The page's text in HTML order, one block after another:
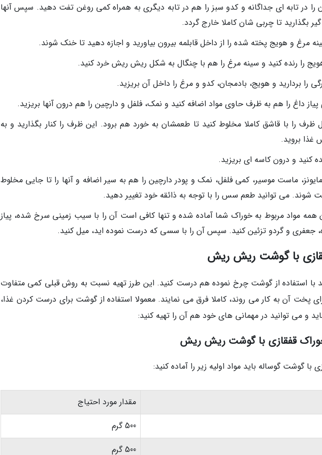
را در تابه ای جداگانه و کدو سبز را هم در تابه دیگری به همراه کمی روغن تفت دهید. سپس آنها
بگذارید تا چربی شان کاملا خارج گردد.
مرغ و هویج پخته شده را از داخل قابلمه بیرون بیاورید و اجازه دهید تا خنک شوند.
را رنده کنید و سینه مرغ را هم با چنگال به شکل ریش ریش خرد کنید.
را بردارید و هویج، بادمجان، کدو و مرغ را داخل آن بریزید.
داغ را هم به ظرف حاوی مواد اضافه کنید و نمک، فلفل و دارچین را هم درون آنها بریزید.
ظرف را با قاشق کاملا مخلوط کنید تا طعمشان به خورد هم برود. این ظرف را کنار بگذارید و به
غذا بروید.
کنید و درون کاسه ای بریزید.
ماست موسیر، کمی فلفل، نمک و پودر دارچین را هم به سیر اضافه و آنها را تا جایی مخلوط
شوند. می توانید طعم سس را با توجه به ذائقه خود تغییر دهید.
همه مواد مربوط به خوراک شما آماده شده و تنها کافی است آن را با سیب زمینی سرخ شده، پیاز
جعفری و گردو تزئین کنید. سپس آن را با سسی که درست نموده اید، میل کنید.
با گوشت ریش ریش
با استفاده از گوشت چرخ نموده هم درست کنید. این طرز تهیه نسبت به روش قبلی کمی متفاوت
پخت آن به کار می روند، کاملا فرق می نمایند. معمولا استفاده از گوشت برای درست کردن غذا،
و می توانید در مهمانی های خود هم آن را تهیه کنید:
خوراک قفقازی با گوشت ریش ریش
با گوشت گوساله باید مواد اولیه زیر را آماده کنید:
مقدار مورد احتیاج
500 گرم
500 گرم